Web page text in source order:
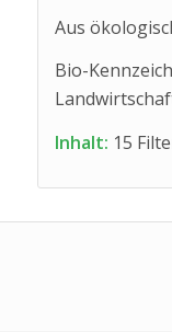
Aus
Bio-
Inhalt: 15